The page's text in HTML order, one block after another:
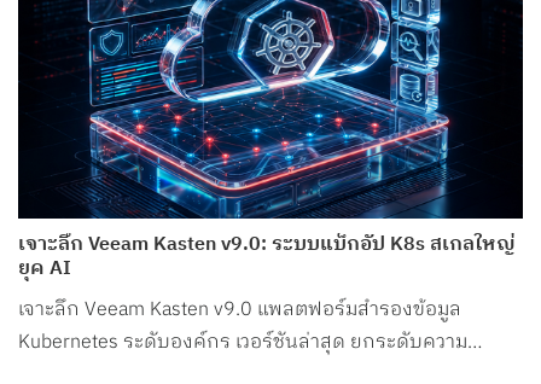
เจาะลึก Veeam Kasten v9.0: ระบบแบ็กอัป K8s สเกลใหญ่
ยุค AI
เจาะลึก Veeam Kasten v9.0 แพลตฟอร์มสำรองข้อมูล
Kubernetes ระดับองค์กร เวอร์ชันล่าสุด ยกระดับความ